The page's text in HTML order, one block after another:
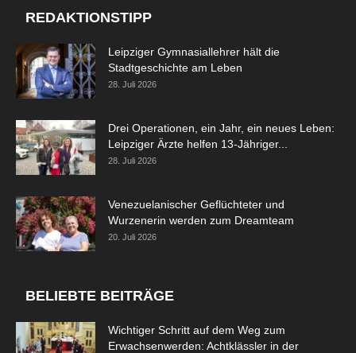
REDAKTIONSTIPP
Leipziger Gymnasiallehrer hält die
Stadtgeschichte am Leben
28. Juli 2026
Drei Operationen, ein Jahr, ein neues Leben:
Leipziger Ärzte helfen 13-Jähriger...
28. Juli 2026
Venezuelanischer Geflüchteter und
Wurzenerin werden zum Dreamteam
20. Juli 2026
BELIEBTE BEITRÄGE
Wichtiger Schritt auf dem Weg zum
Erwachsenwerden: Achtklässler in der